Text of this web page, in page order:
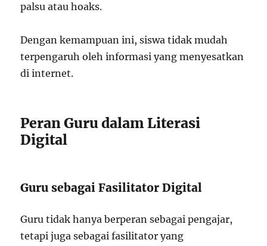
palsu atau hoaks.
Dengan kemampuan ini, siswa tidak mudah
terpengaruh oleh informasi yang menyesatkan
di internet.
Peran Guru dalam Literasi
Digital
Guru sebagai Fasilitator Digital
Guru tidak hanya berperan sebagai pengajar,
tetapi juga sebagai fasilitator yang